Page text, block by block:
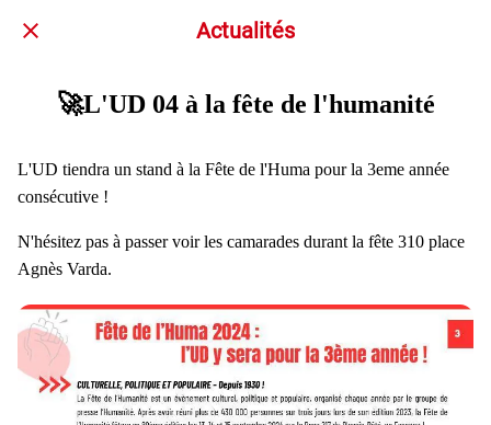
Actualités
🚀L'UD 04 à la fête de l'humanité
L'UD tiendra un stand à la Fête de l'Huma pour la 3eme année
consécutive !
N'hésitez pas à passer voir les camarades durant la fête 310 place
Agnès Varda.